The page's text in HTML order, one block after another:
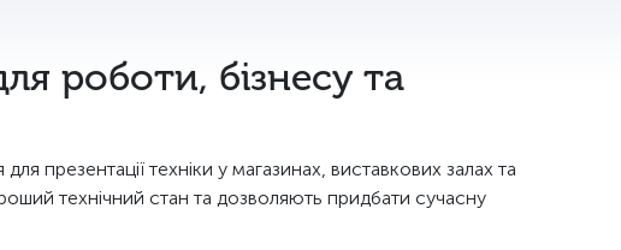
роботи, бізнесу та
презентації техніки у магазинах, виставкових залах та
технічний стан та дозволяють придбати сучасну